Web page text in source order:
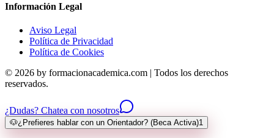
Información Legal
Aviso Legal
Política de Privacidad
Política de Cookies
© 2026 by formacionacademica.com | Todos los derechos
reservados.
¿Dudas? Chatea con nosotros
🐶¿Prefieres hablar con un Orientador? (Beca Activa)1